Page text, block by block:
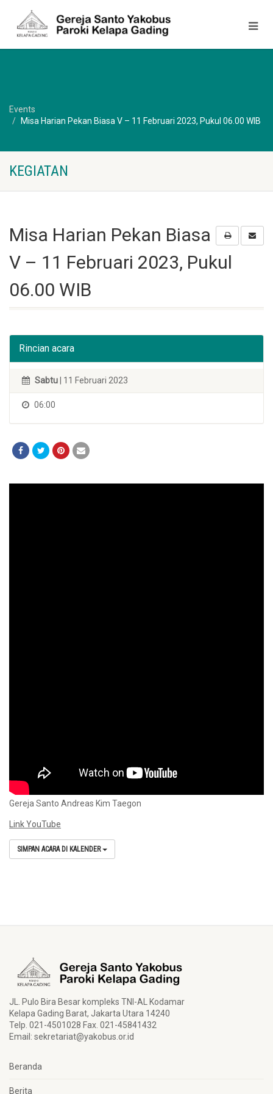
Events
Misa Harian Pekan Biasa V – 11 Februari 2023, Pukul 06.00 WIB
KEGIATAN
Misa Harian Pekan Biasa
V – 11 Februari 2023, Pukul
06.00 WIB
Rincian acara
Sabtu | 11 Februari 2023
06:00
Gereja Santo Andreas Kim Taegon
Link YouTube
SIMPAN ACARA DI KALENDER
JL. Pulo Bira Besar kompleks TNI-AL Kodamar
Kelapa Gading Barat, Jakarta Utara 14240
Telp. 021-4501028 Fax. 021-45841432
Email: sekretariat@yakobus.or.id
Beranda
Berita